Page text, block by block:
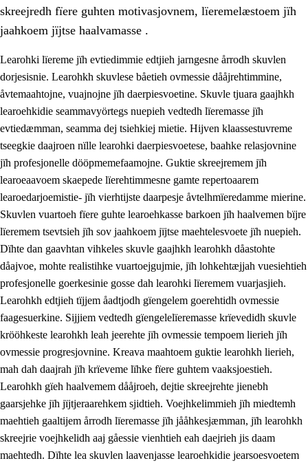
3. Prinsihph skuvlen rïektesisnie
3.1 Feerhmeles lïeremebyjrese
3.2 Ööhpehtimmie jïh sjïehtedamme lïerehtimmie
3.3 Gåetie jïh skuvle laavenjostoeh
3.4 Lïerehtimmie learoesïeltesne jïh barkoejielemisnie
3.5 Profesjonsektievoete jïh skuvleevtiedimmie
skreejredh fïere guhten motivasjovnem, lïeremelæstoem jïh
jaahkoem jïjtse haalvamasse .
Learohki lïereme jïh evtiedimmie edtjieh jarngesne årrodh skuvlen
dorjesisnie. Learohkh skuvlese båetieh ovmessie dååjrehtimmine,
åvtemaahtojne, vuajnojne jïh daerpiesvoetine. Skuvle tjuara gaajhkh
learoehkidie seammavyörtegs nuepieh vedtedh lïeremasse jïh
evtiedæmman, seamma dej tsiehkiej mietie. Hijven klaassestuvreme
tseegkie daajroen nïlle learohki daerpiesvoetese, baahke relasjovnine
jïh profesjonelle dööpmemefaamojne. Guktie skreejremem jïh
learoeaavoem skaepede lïerehtimmesne gamte repertoaarem
learoedarjoemistie- jïh vierhtijste daarpesje åvtelhmïeredamme mierine.
Skuvlen vuartoeh fïere guhte learoehkasse barkoen jïh haalvemen bïjre
lïeremem tsevtsieh jïh sov jaahkoem jïjtse maehtelesvoete jïh nuepieh.
Dïhte dan gaavhtan vihkeles skuvle gaajhkh learohkh dåastohte
dåajvoe, mohte realistihke vuartoejgujmie, jïh lohkehtæjjah vuesiehtieh
profesjonelle goerkesinie gosse dah learohki lïeremem vuarjasjieh.
Learohkh edtjieh tïjjem åadtjodh gïengelem goerehtidh ovmessie
faagesuerkine. Sijjiem vedtedh gïengelelïeremasse krïevedidh skuvle
krööhkeste learohkh leah jeerehte jïh ovmessie tempoem lierieh jïh
ovmessie progresjovnine. Kreava maahtoem guktie learohkh lierieh,
mah dah daajrah jïh krïeveme lïhke fïere guhtem vaaksjoestieh.
Learohkh gïeh haalvemem dååjroeh, dejtie skreejrehte jienebh
gaarsjehke jïh jïjtjeraarehkem sjidtieh. Voejhkelimmieh jïh miedtemh
maehtieh gaaltijem årrodh lïeremasse jïh jååhkesjæmman, jïh learohkh
skreejrie voejhkelidh aaj gåessie vienhtieh eah daejrieh jis daam
maehtedh. Dïhte lea skuvlen laavenjasse learoehkidie jearsoesvoetem